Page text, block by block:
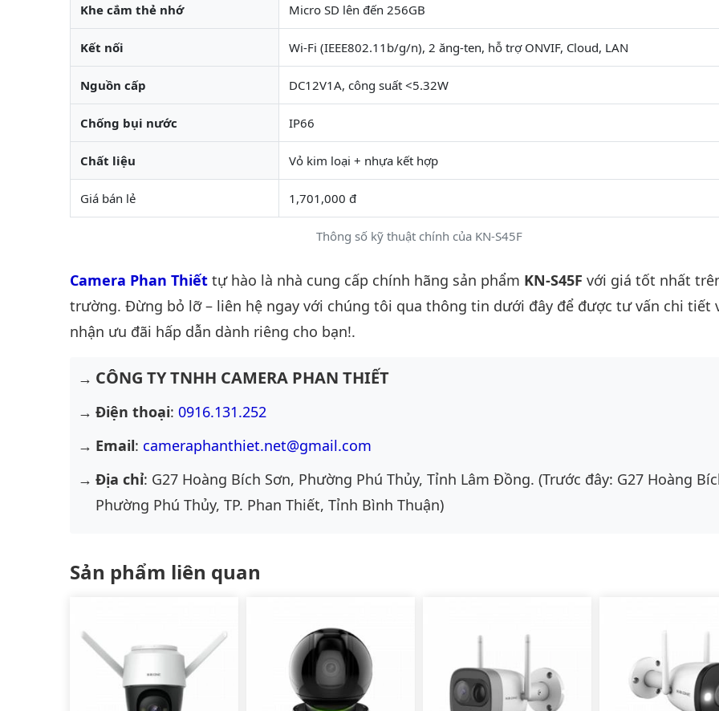
Thông số kỹ thuật chính của KN-S45F
Khe cắm thẻ nhớ Micro SD lên đến 256GB
Kết nối Wi-Fi (IEEE802.11b/g/n), 2 ăng-ten, hỗ trợ ONVIF, Cloud, LAN
Nguồn cấp DC12V1A, công suất <5.32W
Chống bụi nước IP66
Chất liệu Vỏ kim loại + nhựa kết hợp
Giá bán lẻ 1,701,000 đ
Camera Phan Thiết tự hào là nhà cung cấp chính hãng sản phẩm KN-S45F với giá tốt nhất
trường. Đừng bỏ lỡ – liên hệ ngay với chúng tôi qua thông tin dưới đây để được tư vấn chi tiết
nhận ưu đãi hấp dẫn dành riêng cho bạn!.
CÔNG TY TNHH CAMERA PHAN THIẾT
Điện thoại: 0916.131.252
Email: cameraphanthiet.net@gmail.com
Địa chỉ: G27 Hoàng Bích Sơn, Phường Phú Thủy, Tỉnh Lâm Đồng. (Trước đây: G27 Hoàng
Phường Phú Thủy, TP. Phan Thiết, Tỉnh Bình Thuận)
Sản phẩm liên quan